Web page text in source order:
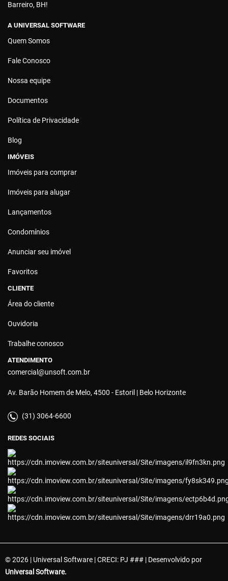
Barreiro, BH!
A UNIVERSAL SOFTWARE
Quem Somos
Fale Conosco
Nossa equipe
Documentos
Política de Privacidade
Blog
IMÓVEIS
Imóveis para comprar
Imóveis para alugar
Lançamentos
Condomínios
Anunciar seu imóvel
Favoritos
CLIENTE
Área do cliente
Ouvidoria
Trabalhe conosco
ATENDIMENTO
comercial@unsoft.com.br
Av. Barão Homem de Melo, 4500 - Estoril | Belo Horizonte
(31) 3064-6600
REDES SOCIAIS
© 2026 | Universal Software | CRECI: PJ ### | Desenvolvido por
Universal Software.